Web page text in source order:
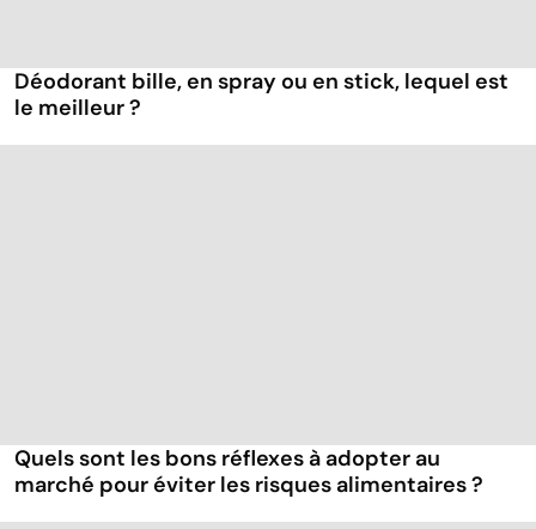
Déodorant bille, en spray ou en stick, lequel est
le meilleur ?
Quels sont les bons réflexes à adopter au
marché pour éviter les risques alimentaires ?